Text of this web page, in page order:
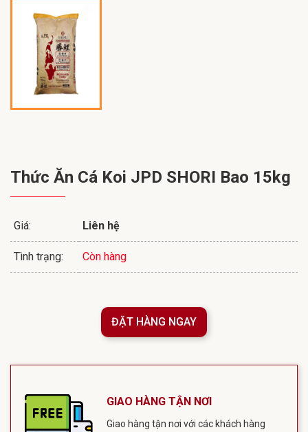
Thức Ăn Cá Koi JPD SHORI Bao 15kg
Giá: Liên hệ
Tình trạng: Còn hàng
ĐẶT HÀNG NGAY
GIAO HÀNG TẬN NƠI
Giao hàng tận nơi với các khách hàng